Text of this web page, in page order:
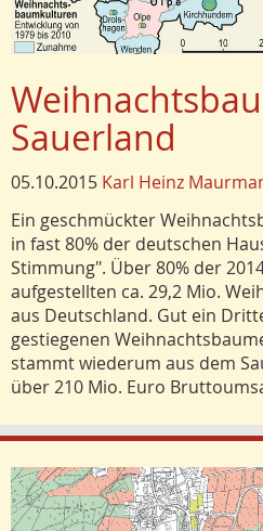
Sauerland
05.10.2015 Karl Heinz
Ein geschmückter
in fast 80% der deutschen
Stimmung". Über 80% der
aufgestellten ca. 29,2 Mio.
aus Deutschland. Gut ein
gestiegenen
stammt wiederum aus dem
über 210 Mio. Euro